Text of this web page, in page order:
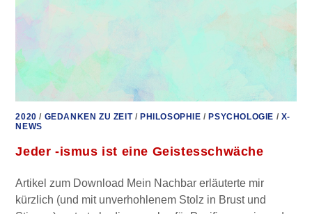
2020 / GEDANKEN ZU ZEIT/ PHILOSOPHIE / PSYCHOLOGIE / X-
NEWS
Jeder -ismus ist eine Geistesschwäche
Artikel zum Download Mein Nachbar erläuterte mir
kürzlich (und mit unverhohlenem Stolz in Brust und